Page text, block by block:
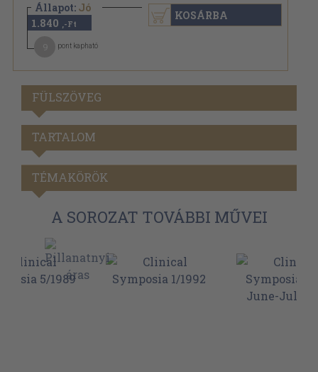
Állapot: Jó
1.840 ,-Ft
pont kapható
KOSÁRBA
FÜLSZÖVEG
TARTALOM
TÉMAKÖRÖK
A SOROZAT TOVÁBBI MŰVEI